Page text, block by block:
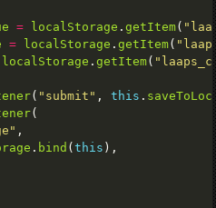
= localStorage . getItem(
= localStorage . getItem(
localStorage . getItem(
( "submit" , this .
. bind ( this